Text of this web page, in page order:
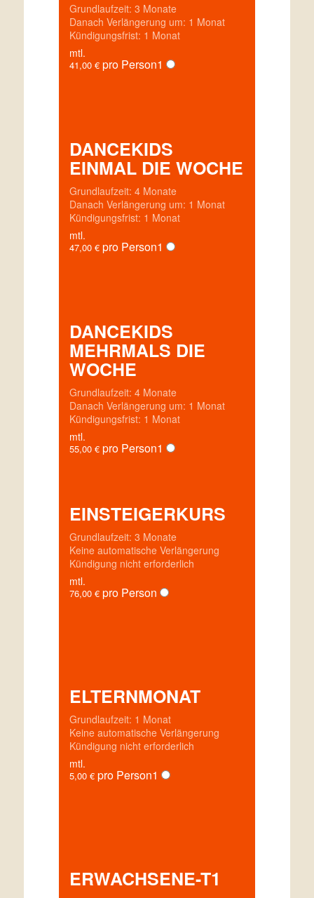
Grundlaufzeit: 3 Monate
Danach Verlängerung um: 1 Monat
Kündigungsfrist: 1 Monat
mtl.
41,00 € pro Person1
DANCEKIDS
EINMAL DIE WOCHE
Grundlaufzeit: 4 Monate
Danach Verlängerung um: 1 Monat
Kündigungsfrist: 1 Monat
mtl.
47,00 € pro Person1
DANCEKIDS
MEHRMALS DIE
WOCHE
Grundlaufzeit: 4 Monate
Danach Verlängerung um: 1 Monat
Kündigungsfrist: 1 Monat
mtl.
55,00 € pro Person1
EINSTEIGERKURS
Grundlaufzeit: 3 Monate
Keine automatische Verlängerung
Kündigung nicht erforderlich
mtl.
76,00 € pro Person
ELTERNMONAT
Grundlaufzeit: 1 Monat
Keine automatische Verlängerung
Kündigung nicht erforderlich
mtl.
5,00 € pro Person1
ERWACHSENE-T1